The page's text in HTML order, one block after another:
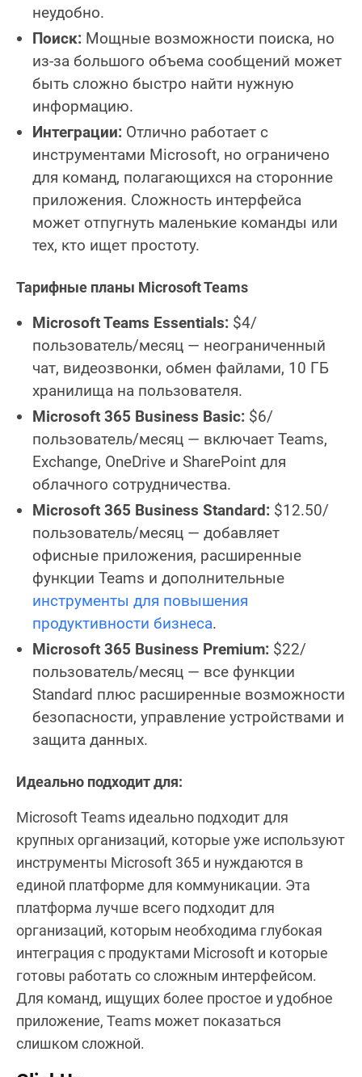
неудобно.
Поиск: Мощные возможности поиска, но
из-за большого объема сообщений может
быть сложно быстро найти нужную
информацию.
Интеграции: Отлично работает с
инструментами Microsoft, но ограничено
для команд, полагающихся на сторонние
приложения. Сложность интерфейса
может отпугнуть маленькие команды или
тех, кто ищет простоту.
Тарифные планы Microsoft Teams
Microsoft Teams Essentials: $4/
пользователь/месяц — неограниченный
чат, видеозвонки, обмен файлами, 10 ГБ
хранилища на пользователя.
Microsoft 365 Business Basic: $6/
пользователь/месяц — включает Teams,
Exchange, OneDrive и SharePoint для
облачного сотрудничества.
Microsoft 365 Business Standard: $12.50/
пользователь/месяц — добавляет
офисные приложения, расширенные
функции Teams и дополнительные
инструменты для повышения
продуктивности бизнеса.
Microsoft 365 Business Premium: $22/
пользователь/месяц — все функции
Standard плюс расширенные возможности
безопасности, управление устройствами и
защита данных.
Идеально подходит для:
Microsoft Teams идеально подходит для
крупных организаций, которые уже используют
инструменты Microsoft 365 и нуждаются в
единой платформе для коммуникации. Эта
платформа лучше всего подходит для
организаций, которым необходима глубокая
интеграция с продуктами Microsoft и которые
готовы работать со сложным интерфейсом.
Для команд, ищущих более простое и удобное
приложение, Teams может показаться
слишком сложной.